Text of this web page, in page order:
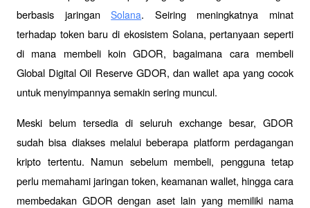
berbasis jaringan Solana. Seiring meningkatnya minat
terhadap token baru di ekosistem Solana, pertanyaan seperti
di mana membeli koin GDOR, bagaimana cara membeli
Global Digital Oil Reserve GDOR, dan wallet apa yang cocok
untuk menyimpannya semakin sering muncul.
Meski belum tersedia di seluruh exchange besar, GDOR
sudah bisa diakses melalui beberapa platform perdagangan
kripto tertentu. Namun sebelum membeli, pengguna tetap
perlu memahami jaringan token, keamanan wallet, hingga cara
membedakan GDOR dengan aset lain yang memiliki nama